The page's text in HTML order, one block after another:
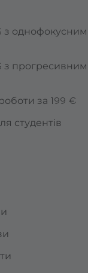
з
з
за 199 €
студентів